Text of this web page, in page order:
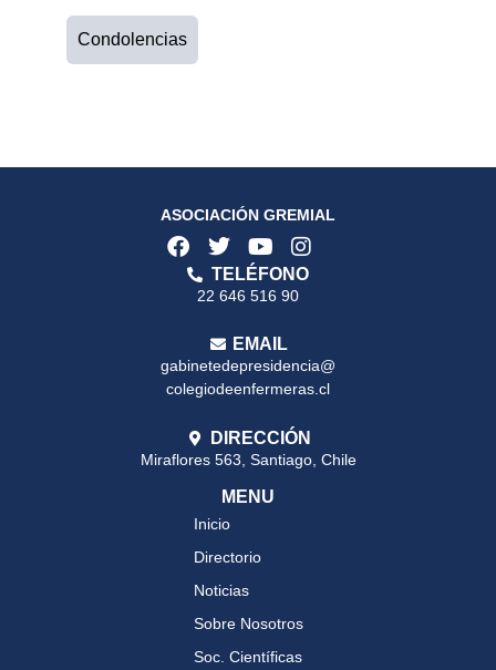
Condolencias
ASOCIACIÓN GREMIAL
TELÉFONO
22 646 516 90
EMAIL
gabinetedepresidencia@
colegiodeenfermeras.cl
DIRECCIÓN
Miraflores 563, Santiago, Chile
MENU
Inicio
Directorio
Noticias
Sobre Nosotros
Soc. Científicas